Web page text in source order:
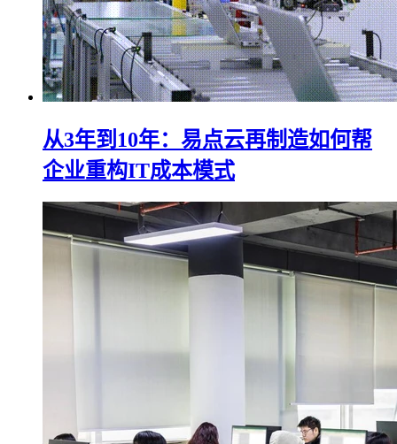
从3年到10年：易点云再制造如何帮
企业重构IT成本模式